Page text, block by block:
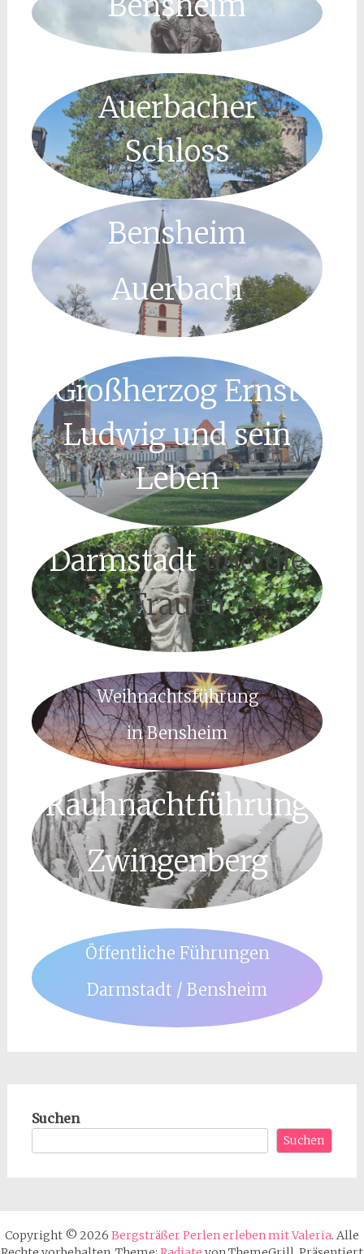
Auerbacher
Schloss
Bensheim
Auerbach
Großherzog Ernst
Ludwig und sein
Leben
Darmstadtund die
Frauen
Weihnachtsführung
in Bensheim
Rauhnachtführung
Zwingenberg
Öffentliche Führungen
Darmstadt / Bensheim
Suchen
Suchen
Copyright © 2026 Bergsträßer Perlen erleben mit Valeria. Alle